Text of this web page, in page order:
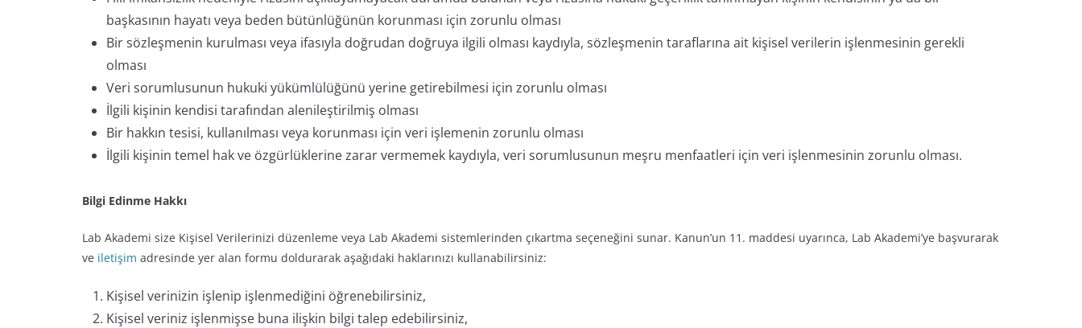
başkasının hayatı veya beden bütünlüğünün korunması için zorunlu olması
Bir sözleşmenin kurulması veya ifasıyla doğrudan doğruya ilgili olması kaydıyla, sözleşmenin taraflarına ait kişisel verilerin işlenmesinin gerekli
olması
Veri sorumlusunun hukuki yükümlülüğünü yerine getirebilmesi için zorunlu olması
İlgili kişinin kendisi tarafından alenileştirilmiş olması
Bir hakkın tesisi, kullanılması veya korunması için veri işlemenin zorunlu olması
İlgili kişinin temel hak ve özgürlüklerine zarar vermemek kaydıyla, veri sorumlusunun meşru menfaatleri için veri işlenmesinin zorunlu olması.
Bilgi Edinme Hakkı
Lab Akademi size Kişisel Verilerinizi düzenleme veya Lab Akademi sistemlerinden çıkartma seçeneğini sunar. Kanun’un 11. maddesi uyarınca, Lab Akademi’ye başvurarak
ve iletişim adresinde yer alan formu doldurarak aşağıdaki haklarınızı kullanabilirsiniz:
Kişisel verinizin işlenip işlenmediğini öğrenebilirsiniz,
Kişisel veriniz işlenmişse buna ilişkin bilgi talep edebilirsiniz,